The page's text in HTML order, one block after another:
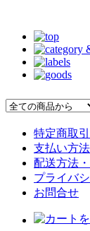
特定商取
支払い方
配送方法
プライバ
お問合せ